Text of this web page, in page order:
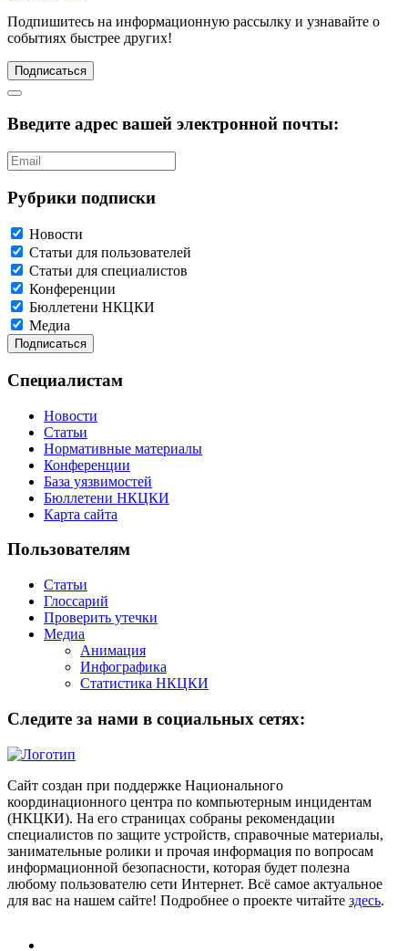
Подпишитесь на информационную рассылку и узнавайте о
событиях быстрее других!
Подписаться
Введите адрес вашей электронной почты:
Рубрики подписки
Новости
Статьи для пользователей
Статьи для специалистов
Конференции
Бюллетени НКЦКИ
Медиа
Специалистам
Новости
Статьи
Нормативные материалы
Конференции
База уязвимостей
Бюллетени НКЦКИ
Карта сайта
Пользователям
Статьи
Глоссарий
Проверить утечки
Медиа
Анимация
Инфографика
Статистика НКЦКИ
Следите за нами в социальных сетях:
Сайт создан при поддержке Национального
координационного центра по компьютерным инцидентам
(НКЦКИ). На его страницах собраны рекомендации
специалистов по защите устройств, справочные материалы,
занимательные ролики и прочая информация по вопросам
информационной безопасности, которая будет полезна
любому пользователю сети Интернет. Всё самое актуальное
для вас на нашем сайте! Подробнее о проекте читайте здесь.